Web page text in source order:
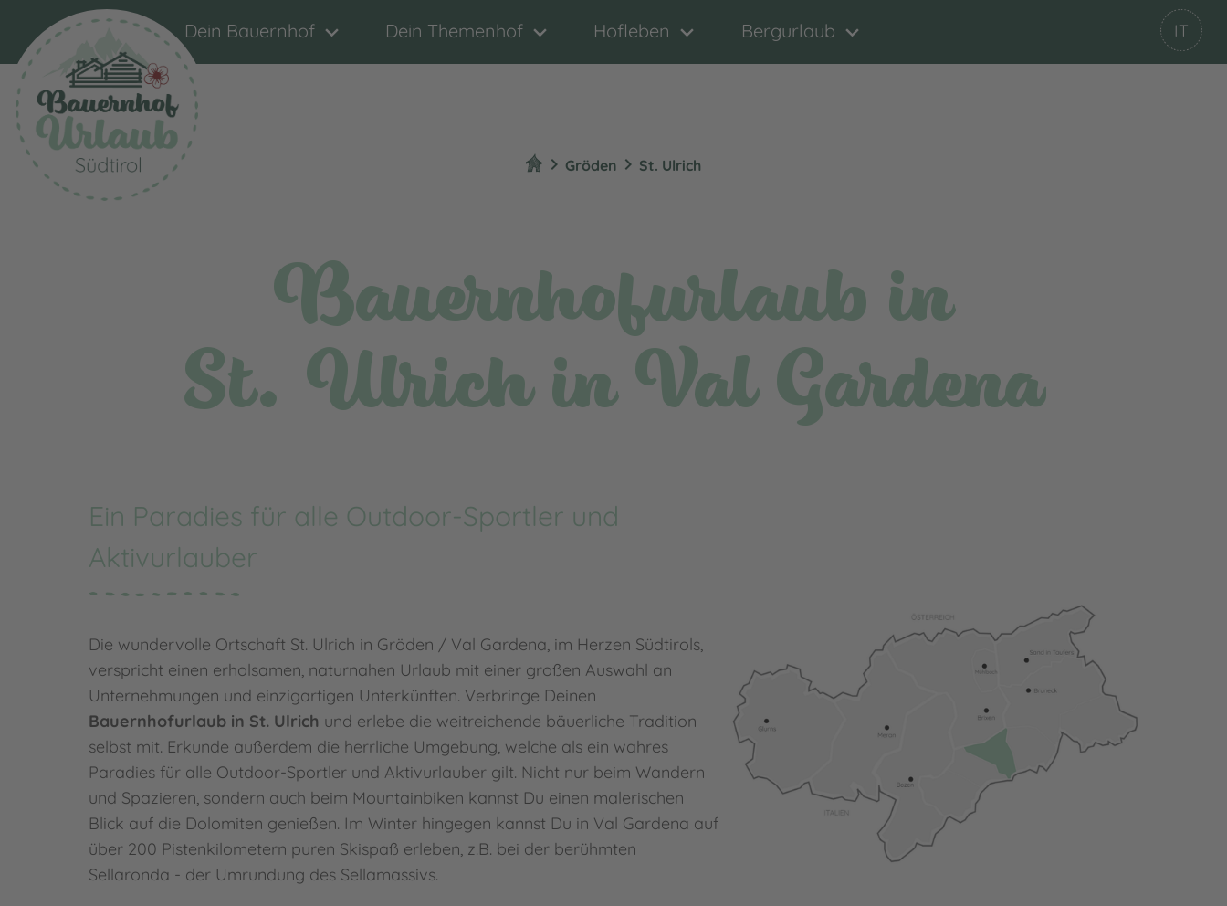
IT
Dein Bauernhof Dein Themenhof Hofleben Bergurlaub
chevron_right Gröden chevron_right St. Ulrich
Bauernhofurlaub in
St. Ulrich in Val Gardena
Ein Paradies für alle Outdoor-Sportler und
Aktivurlauber
Die wundervolle Ortschaft St. Ulrich in Gröden / Val Gardena, im Herzen Südtirols,
verspricht einen erholsamen, naturnahen Urlaub mit einer großen Auswahl an
Unternehmungen und einzigartigen Unterkünften. Verbringe Deinen
Bauernhofurlaub in St. Ulrich und erlebe die weitreichende bäuerliche Tradition
selbst mit. Erkunde außerdem die herrliche Umgebung, welche als ein wahres
Paradies für alle Outdoor-Sportler und Aktivurlauber gilt. Nicht nur beim Wandern
und Spazieren, sondern auch beim Mountainbiken kannst Du einen malerischen
Blick auf die Dolomiten genießen. Im Winter hingegen kannst Du in Val Gardena auf
über 200 Pistenkilometern puren Skispaß erleben, z.B. bei der berühmten
Sellaronda - der Umrundung des Sellamassivs.